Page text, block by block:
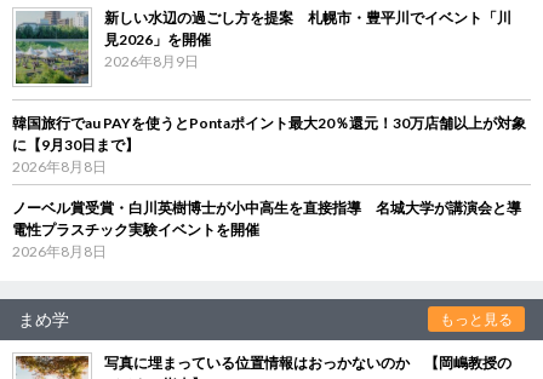
新しい水辺の過ごし方を提案 札幌市・豊平川でイベント「川
見2026」を開催
2026年8月9日
韓国旅行でau PAYを使うとPontaポイント最大20％還元！30万店舗以上が対象
に【9月30日まで】
2026年8月8日
ノーベル賞受賞・白川英樹博士が小中高生を直接指導 名城大学が講演会と導
電性プラスチック実験イベントを開催
2026年8月8日
まめ学 もっと見る
写真に埋まっている位置情報はおっかないのか 【岡嶋教授の